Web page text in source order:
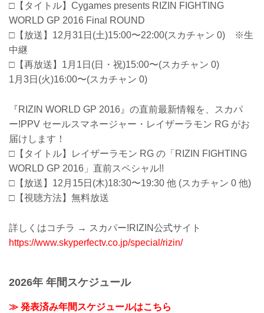
□【タイトル】Cygames presents RIZIN FIGHTING
WORLD GP 2016 Final ROUND
□【放送】12月31日(土)15:00〜22:00(スカチャン 0) ※生
中継
□【再放送】1月1日(日・祝)15:00〜(スカチャン 0)
1月3日(火)16:00〜(スカチャン 0)
『RIZIN WORLD GP 2016』の直前最新情報を、スカパ
ー!PPV セールスマネージャー・レイザーラモン RG がお
届けします！
□【タイトル】レイザーラモン RG の「RIZIN FIGHTING
WORLD GP 2016」直前スペシャル!!
□【放送】12月15日(木)18:30〜19:30 他 (スカチャン 0 他)
□【視聴方法】無料放送
詳しくはコチラ → スカパー!RIZIN公式サイト
https://www.skyperfectv.co.jp/special/rizin/
2026年 年間スケジュール
≫ 発表済み年間スケジュールはこちら